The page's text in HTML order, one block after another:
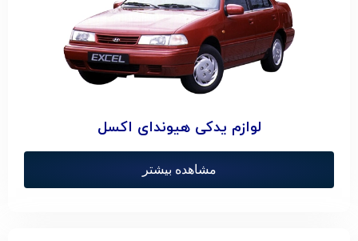
لوازم یدکی هیوندای اکسل
مشاهده بیشتر